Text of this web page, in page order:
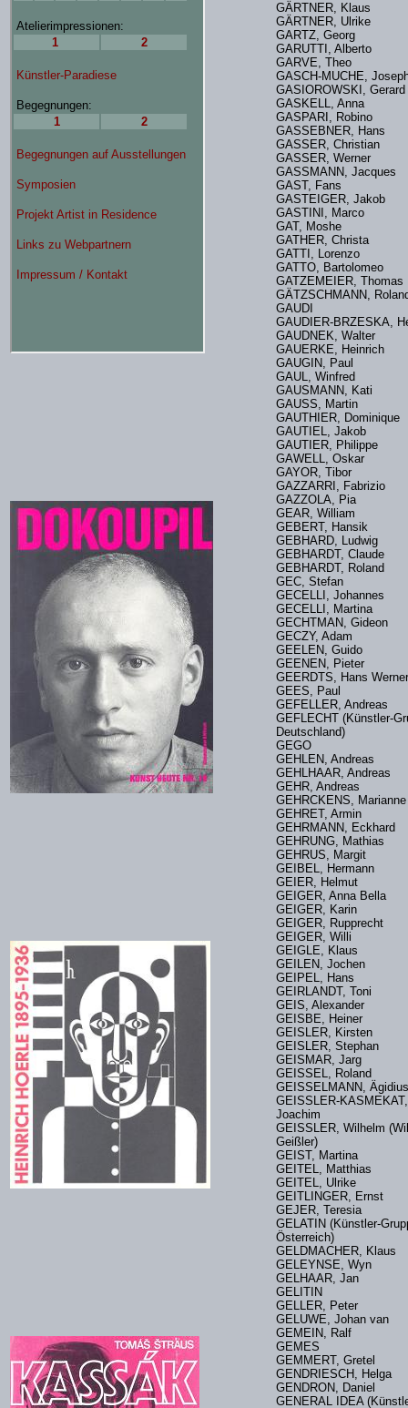
GÄRTNER, Klaus
GÄRTNER, Ulrike
GARTZ, Georg
GARUTTI, Alberto
GARVE, Theo
GASCH-MUCHE,
GASIOROWSKI, Gerard
GASKELL, Anna
GASPARI, Robino
GASSEBNER, Hans
GASSER, Christian
GASSER, Werner
GASSMANN, Jacques
GAST, Fans
GASTEIGER, Jakob
GASTINI, Marco
GAT, Moshe
GATHER, Christa
GATTI, Lorenzo
GATTO, Bartolomeo
GATZEMEIER,
GÄTZSCHMANN,
GAUDI
GAUDIER-
GAUDNEK, Walter
GAUERKE, Heinrich
GAUGIN, Paul
GAUL, Winfred
GAUSMANN, Kati
GAUSS, Martin
GAUTHIER, Dominique
GAUTIEL, Jakob
GAUTIER, Philippe
GAWELL, Oskar
GAYOR, Tibor
GAZZARRI, Fabrizio
GAZZOLA, Pia
GEAR, William
GEBERT, Hansik
GEBHARD, Ludwig
GEBHARDT, Claude
GEBHARDT, Roland
GEC, Stefan
GECELLI, Johannes
GECELLI, Martina
GECHTMAN, Gideon
GECZY, Adam
GEELEN, Guido
GEENEN, Pieter
GEERDTS, Hans
GEES, Paul
GEFELLER, Andreas
GEFLECHT (Künstler-
Deutschland)
GEGO
GEHLEN, Andreas
GEHLHAAR, Andreas
GEHR, Andreas
GEHRCKENS,
GEHRET, Armin
GEHRMANN, Eckhard
GEHRUNG, Mathias
GEHRUS, Margit
GEIBEL, Hermann
GEIER, Helmut
GEIGER, Anna Bella
GEIGER, Karin
GEIGER, Rupprecht
GEIGER, Willi
GEIGLE, Klaus
GEILEN, Jochen
GEIPEL, Hans
GEIRLANDT, Toni
GEIS, Alexander
GEISBE, Heiner
GEISLER, Kirsten
GEISLER, Stephan
GEISMAR, Jarg
GEISSEL, Roland
GEISSELMANN,
GEISSLER-KASMEKAT,
Joachim
GEISSLER, Wilhelm
Geißler)
GEIST, Martina
GEITEL, Matthias
GEITEL, Ulrike
GEITLINGER, Ernst
GEJER, Teresia
GELATIN (Künstler-
Österreich)
GELDMACHER, Klaus
GELEYNSE, Wyn
GELHAAR, Jan
GELITIN
GELLER, Peter
GELUWE, Johan van
GEMEIN, Ralf
GEMES
GEMMERT, Gretel
GENDRIESCH, Helga
GENDRON, Daniel
GENERAL IDEA